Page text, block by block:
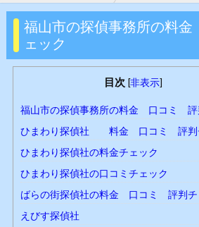
福山市の探偵事務所の料
ェック
目次 [非表示]
福山市の探偵事務所の料金 口コミ 評
ひまわり探偵社 料金 口コミ 評判
ひまわり探偵社の料金チェック
ひまわり探偵社の口コミチェック
ばらの街探偵社の料金 口コミ 評判チ
えびす探偵社